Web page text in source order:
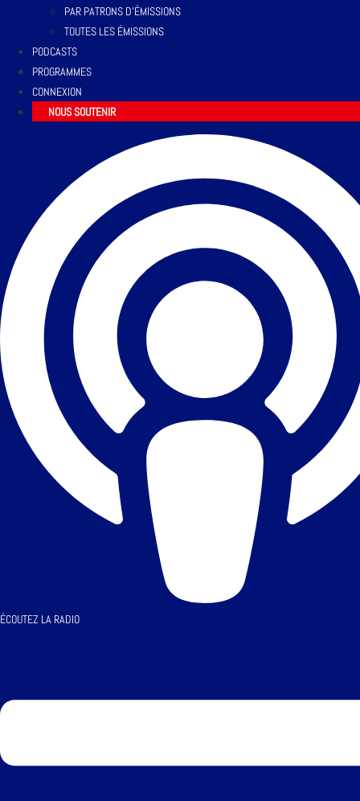
PAR PATRONS D’ÉMISSIONS
TOUTES LES ÉMISSIONS
PODCASTS
PROGRAMMES
CONNEXION
NOUS SOUTENIR
ÉCOUTEZ LA RADIO